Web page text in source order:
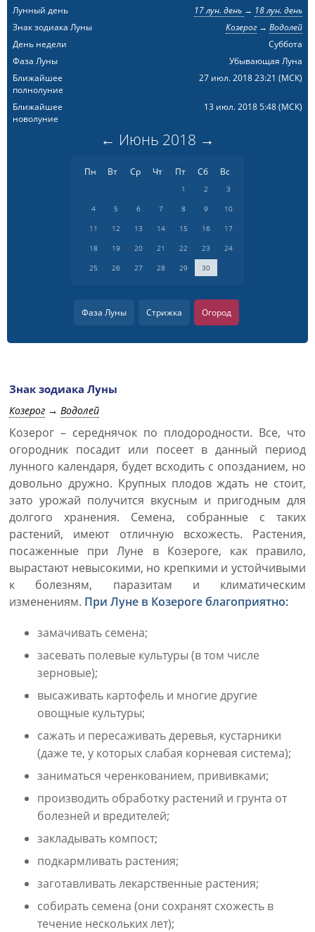
Лунный день
17 лун. день → 18 лун. день
Знак зодиака Луны
Козерог→ Водолей
День недели
Суббота
Фаза Луны
Убывающая Луна
Ближайшее
полнолуние
27 июл. 2018 23:21 (МСК)
Ближайшее
новолуние
13 июл. 2018 5:48(МСК)
← Июнь 2018 →
Пн Вт Ср Чт Пт Сб Вс
1 2
3
4
5 6 7 8 9
10
11
12 13 14 15 16
17
18
19 20 21 22 23
24
25
26 27 28 29 30
Фаза Луны Стрижка Огород
Знак зодиака Луны
Козерог → Водолей
Козерог – середнячок по плодородности. Все, что
огородник посадит или посеет в данный период
лунного календаря, будет всходить с опозданием, но
довольно дружно. Крупных плодов ждать не стоит,
зато урожай получится вкусным и пригодным для
долгого хранения. Семена, собранные с таких
растений, имеют отличную всхожесть. Растения,
посаженные при Луне в Козероге, как правило,
вырастают невысокими, но крепкими и устойчивыми
к болезням, паразитам и климатическим
изменениям. При Луне в Козероге благоприятно:
замачивать семена;
засевать полевые культуры (в том числе
зерновые);
высаживать картофель и многие другие
овощные культуры;
сажать и пересаживать деревья, кустарники
(даже те, у которых слабая корневая система);
заниматься черенкованием, прививками;
производить обработку растений и грунта от
болезней и вредителей;
закладывать компост;
подкармливать растения;
заготавливать лекарственные растения;
собирать семена (они сохранят схожесть в
течение нескольких лет);